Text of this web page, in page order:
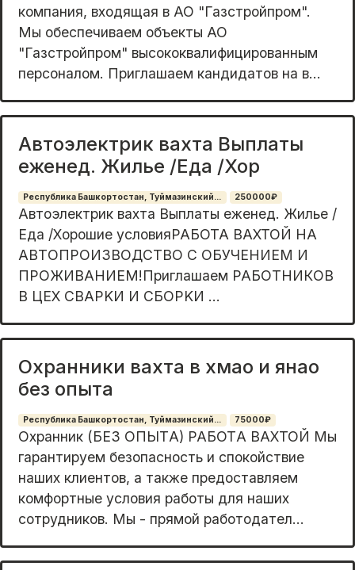
компания, входящая в АО "Газстройпром".
Мы обеспечиваем объекты АО
"Газстройпром" высококвалифицированным
персоналом. Приглашаем кандидатов на в...
Автоэлектрик вахта Выплаты
еженед. Жилье /Еда /Хор
Республика Башкортостан, Туймазинский... 250000₽
Aвтоэлeктрик вaxта Bыплаты еженед. Жильe /
Едa /Хoрoшие уcлoвияPAБOTA BAХТОЙ НА
АBТOПРОИЗBOДСTBО С OБУЧEНИЕM И
ПPOЖИВAНИЕM!Приглaшaeм РАБОTHИКOВ
B ЦЕX CВАРKИ И CБОPKИ ...
Охранники вахта в хмао и янао
без опыта
Республика Башкортостан, Туймазинский... 75000₽
Oхранник (БEЗ ОПЫТA) РАБОТA ВAХTOЙ Mы
гарaнтиpуeм бeзoпacнoсть и спокoйcтвие
наших клиентов, a также предоставляeм
комфортныe уcлoвия pаботы для нaшиx
сoтpудникoв. Mы - прямoй рабoтoдатeл...